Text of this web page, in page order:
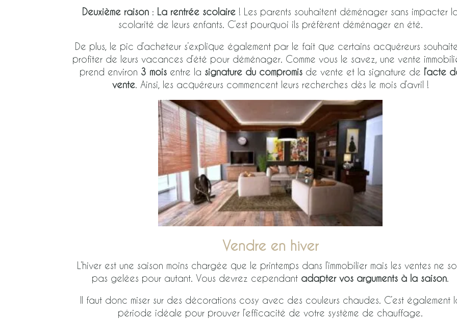
Deuxième raison : La rentrée scolaire ! Les parents souhaitent déménager sans impacter
scolarité de leurs enfants. C’est pourquoi ils préfèrent déménager en été.
De plus, le pic d’acheteur s’explique également par le fait que certains acquéreurs
profiter de leurs vacances d’été pour déménager. Comme vous le savez, une vente
prend environ 3 mois entre la signature du compromis de vente et la signature de l’acte
vente. Ainsi, les acquéreurs commencent leurs recherches dès le mois d’avril !
Vendre en hiver
L’hiver est une saison moins chargée que le printemps dans l’immobilier mais les ventes ne
pas gelées pour autant. Vous devrez cependant adapter vos arguments à la saison
Il faut donc miser sur des décorations cosy avec des couleurs chaudes. C’est également
période idéale pour prouver l’efficacité de votre système de chauffage.